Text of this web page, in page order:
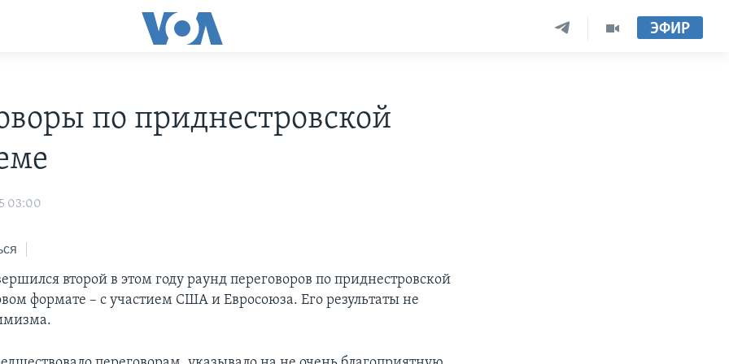
ЭФИР
по приднестровской
03:00
второй в этом году раунд переговоров по приднестровской
формате – с участием США и Евросоюза. Его результаты не